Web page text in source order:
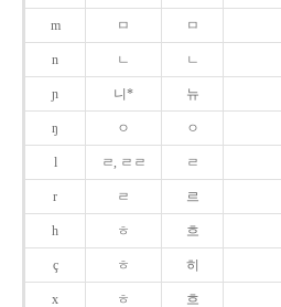
m ㅁ ㅁ
n ㄴ ㄴ
ɲ 니* 뉴
ŋ ㅇ ㅇ
l ㄹ, ㄹㄹ ㄹ
r ㄹ 르
h ㅎ 흐
ç ㅎ 히
x ㅎ 흐